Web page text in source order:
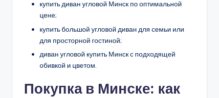
купить диван угловой Минск по оптимальной
цене;
купить большой угловой диван для семьи или
для просторной гостиной;
диван угловой купить Минск с подходящей
обивкой и цветом.
Покупка в Минске: как